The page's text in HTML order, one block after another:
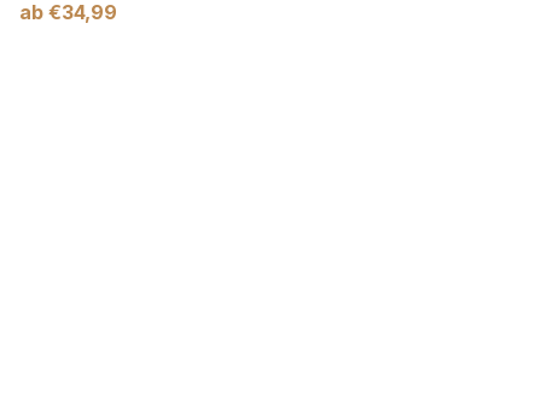
ab €34,99